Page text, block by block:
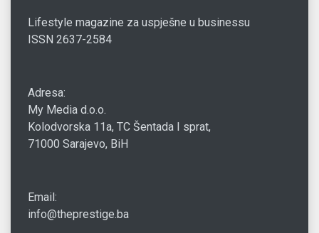
Lifestyle magazine za uspješne u businessu
ISSN 2637-2584
Adresa:
My Media d.o.o.
Kolodvorska 11a, TC Šentada I sprat,
71000 Sarajevo, BiH
Email:
info@theprestige.ba